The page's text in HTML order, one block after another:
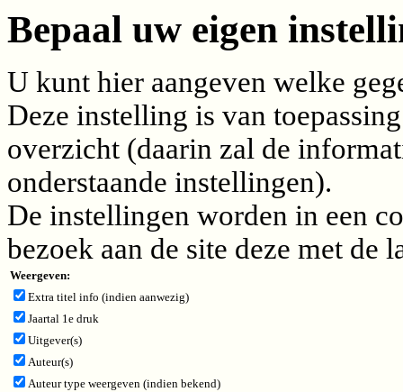
Bepaal uw eigen
U kunt hier aangeven welke
Deze instelling is van
overzicht (daarin zal de
onderstaande instellingen).
De instellingen worden in een
bezoek aan de site deze met de
Weergeven:
Extra titel info (indien aanwezig)
Jaartal 1e druk
Uitgever(s)
Auteur(s)
Auteur type weergeven (indien bekend)